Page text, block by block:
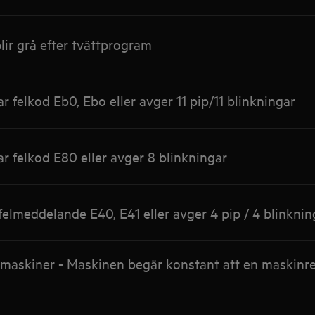
grå efter tvättprogram
felkod Eb0, Ebo eller avger 11 pip/11 blinkningar
felkod E80 eller avger 8 blinkningar
E40, E41 eller avger 4 pip / 4
- Maskinen begär konstant att en